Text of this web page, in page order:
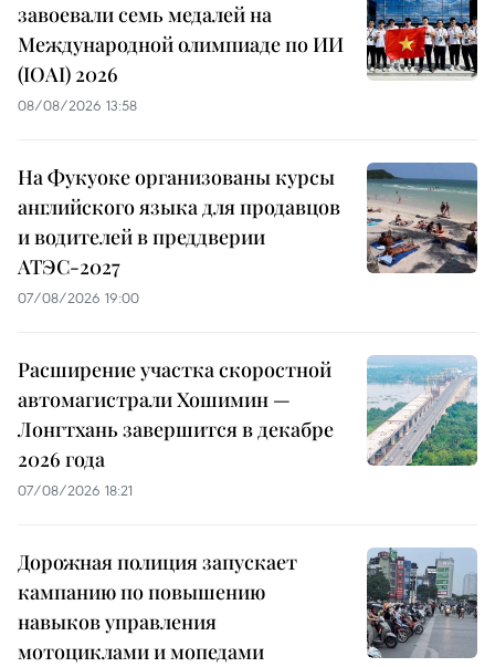
завоевали семь медалей на
Международной олимпиаде по ИИ
(IOAI) 2026
08/08/2026 13:58
На Фукуоке организованы курсы
английского языка для продавцов
и водителей в преддверии
АТЭС-2027
07/08/2026 19:00
Расширение участка скоростной
автомагистрали Хошимин —
Лонгтхань завершится в декабре
2026 года
07/08/2026 18:21
Дорожная полиция запускает
кампанию по повышению
навыков управления
мотоциклами и мопедами